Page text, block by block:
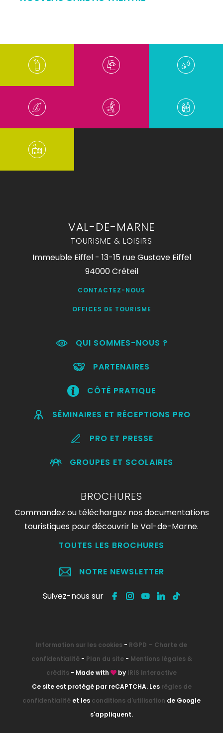
VAL-DE-MARNE
TOURISME & LOISIRS
Immeuble Eiffel - 13-15 rue Gustave Eiffel
94000 Créteil
CONTACTEZ-NOUS
OFFICES DE TOURISME
QUI SOMMES-NOUS ?
PARTENAIRES
CÔTÉ PRATIQUE
SÉMINAIRES ET RÉCEPTIONS PRO
PRO ET PRESSE
GROUPES ET SCOLAIRES
BROCHURES
Commandez ou téléchargez nos documentations
touristiques pour découvrir le Val-de-Marne.
TOUTES LES BROCHURES
NOTRE NEWSLETTER
Suivez-nous sur
Information sur les cookies - RGPD – Charte de
confidentialité- Plan du site- Mentions légales &
crédits - Made with by IRIS Interactive
Ce site est protégé par reCAPTCHA. Les règles de
confidentialité et les conditions d'utilisation de Google
s'appliquent.